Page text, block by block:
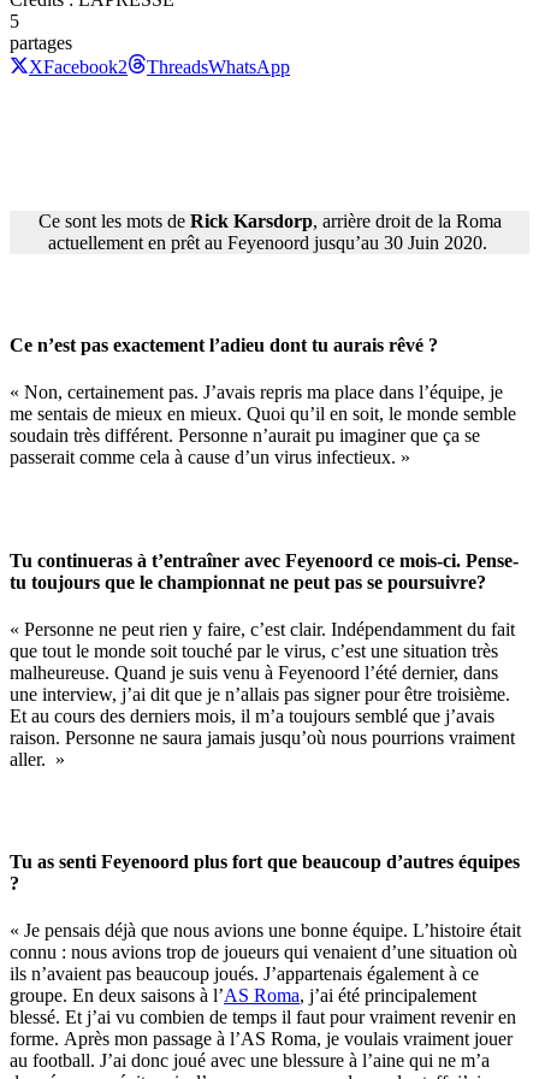
5
partages
XFacebook2 ThreadsWhatsApp
Ce sont les mots de Rick Karsdorp, arrière droit de la Roma
actuellement en prêt au Feyenoord jusqu’au 30 Juin 2020.
Ce n’est pas exactement l’adieu dont tu aurais rêvé ?
« Non, certainement pas. J’avais repris ma place dans l’équipe, je
me sentais de mieux en mieux. Quoi qu’il en soit, le monde semble
soudain très différent. Personne n’aurait pu imaginer que ça se
passerait comme cela à cause d’un virus infectieux. »
Tu continueras à t’entraîner avec Feyenoord ce mois-ci. Pense-
tu toujours que le championnat ne peut pas se poursuivre?
« Personne ne peut rien y faire, c’est clair. Indépendamment du fait
que tout le monde soit touché par le virus, c’est une situation très
malheureuse. Quand je suis venu à Feyenoord l’été dernier, dans
une interview, j’ai dit que je n’allais pas signer pour être troisième.
Et au cours des derniers mois, il m’a toujours semblé que j’avais
raison. Personne ne saura jamais jusqu’où nous pourrions vraiment
aller. »
Tu as senti Feyenoord plus fort que beaucoup d’autres équipes
?
« Je pensais déjà que nous avions une bonne équipe. L’histoire était
connu : nous avions trop de joueurs qui venaient d’une situation où
ils n’avaient pas beaucoup joués. J’appartenais également à ce
groupe. En deux saisons à l’AS Roma, j’ai été principalement
blessé. Et j’ai vu combien de temps il faut pour vraiment revenir en
forme. Après mon passage à l’AS Roma, je voulais vraiment jouer
au football. J’ai donc joué avec une blessure à l’aine qui ne m’a